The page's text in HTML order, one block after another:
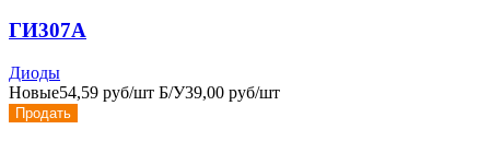
ГИ307А
Диоды
Новые54,59 руб/шт Б/У39,00 руб/шт
Продать